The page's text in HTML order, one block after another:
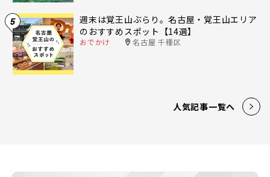
5
週末は覚王山ぶらり。名古屋・覚王山エリア
のおすすめスポット【14選】
おでかけ 名古屋 千種区
人気記事一覧へ